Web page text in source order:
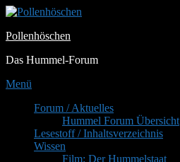
Zum
springen
Pollenhöschen
Das Hummel-Forum
Menü
PrimäresForum / Aktuelles
Hummel Forum Übersicht
Lesestoff / Inhaltsverzeichnis
Wissen
Film: Der Hummelstaat